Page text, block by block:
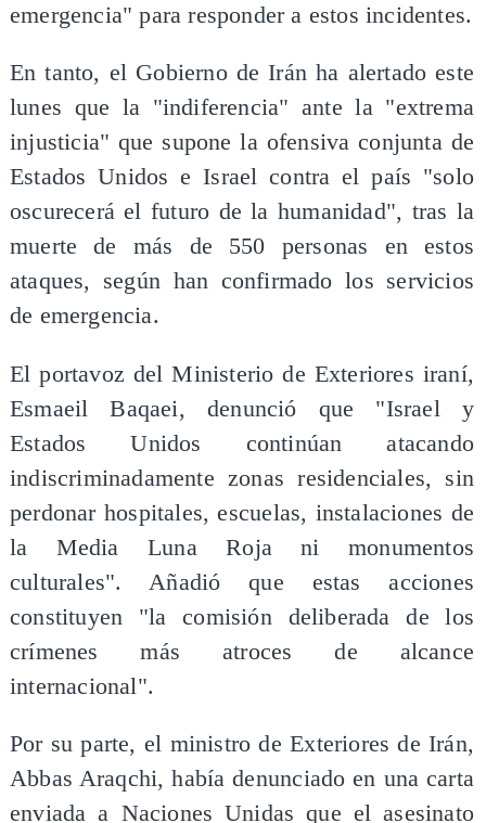
emergencia" para responder a estos incidentes.
En tanto, el Gobierno de Irán ha alertado este
lunes que la "indiferencia" ante la "extrema
injusticia" que supone la ofensiva conjunta de
Estados Unidos e Israel contra el país "solo
oscurecerá el futuro de la humanidad", tras la
muerte de más de 550 personas en estos
ataques, según han confirmado los servicios
de emergencia.
El portavoz del Ministerio de Exteriores iraní,
Esmaeil Baqaei, denunció que "Israel y
Estados Unidos continúan atacando
indiscriminadamente zonas residenciales, sin
perdonar hospitales, escuelas, instalaciones de
la Media Luna Roja ni monumentos
culturales". Añadió que estas acciones
constituyen "la comisión deliberada de los
crímenes más atroces de alcance
internacional".
Por su parte, el ministro de Exteriores de Irán,
Abbas Araqchi, había denunciado en una carta
enviada a Naciones Unidas que el asesinato